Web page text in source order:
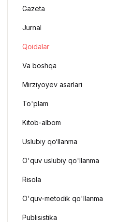
Gazeta
Jurnal
Qoidalar
Va boshqa
Mirziyoyev asarlari
To'plam
Kitob-albom
Uslubiy qo‘llanma
O'quv uslubiy qo'llanma
Risola
O'quv-metodik qo'llanma
Publisistika